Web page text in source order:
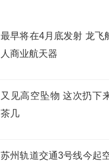
最早将在4月底发射 龙飞
人商业航天器
又见高空坠物 这次扔下
茶几
苏州轨道交通3号线今起